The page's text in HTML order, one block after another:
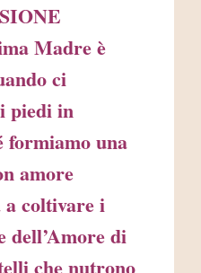
Madre è
ci
piedi in
formiamo una
amore
coltivare i
dell’Amore di